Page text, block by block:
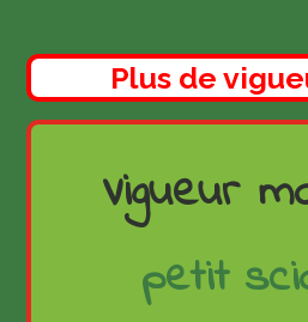
Plus de
Vigueur
petit